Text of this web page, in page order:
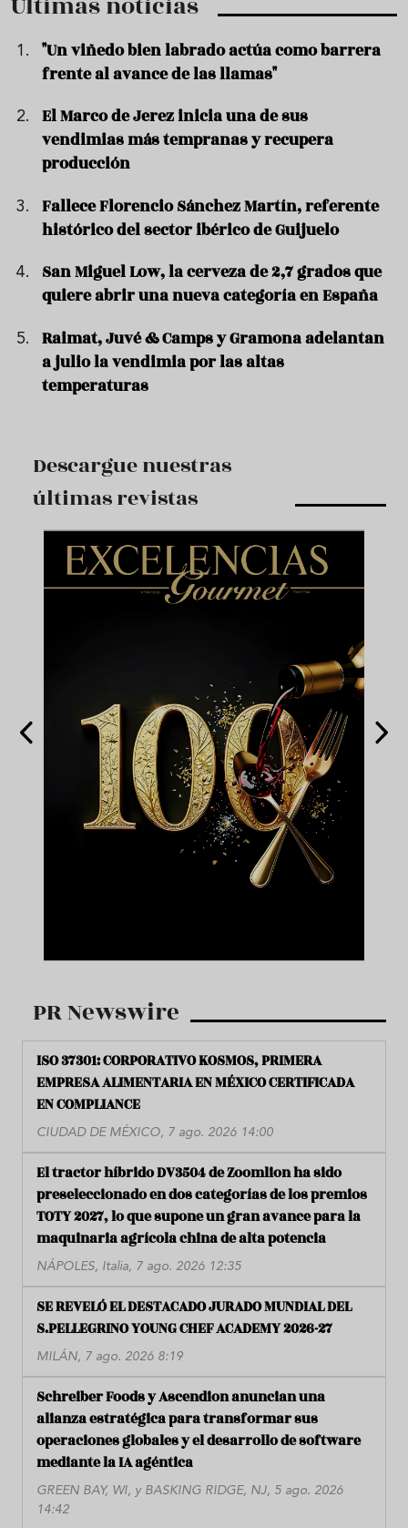
"Un viñedo bien labrado actúa como barrera
frente al avance de las llamas"
El Marco de Jerez inicia una de sus
vendimias más tempranas y recupera
producción
Fallece Florencio Sánchez Martín, referente
histórico del sector ibérico de Guijuelo
San Miguel Low, la cerveza de 2,7 grados que
quiere abrir una nueva categoría en España
Raimat, Juvé & Camps y Gramona adelantan
a julio la vendimia por las altas
temperaturas
Descargue nuestras
últimas revistas
PR Newswire
ISO 37301: CORPORATIVO KOSMOS, PRIMERA
EMPRESA ALIMENTARIA EN MÉXICO CERTIFICADA
EN COMPLIANCE
CIUDAD DE MÉXICO, 7 ago. 2026 14:00
El tractor híbrido DV3504 de Zoomlion ha sido
preseleccionado en dos categorías de los premios
TOTY 2027, lo que supone un gran avance para la
maquinaria agrícola china de alta potencia
NÁPOLES, Italia, 7 ago. 2026 12:35
SE REVELÓ EL DESTACADO JURADO MUNDIAL DEL
S.PELLEGRINO YOUNG CHEF ACADEMY 2026-27
MILÁN, 7 ago. 2026 8:19
Schreiber Foods y Ascendion anuncian una
alianza estratégica para transformar sus
operaciones globales y el desarrollo de software
mediante la IA agéntica
GREEN BAY, WI, y BASKING RIDGE, NJ, 5 ago. 2026
14:42